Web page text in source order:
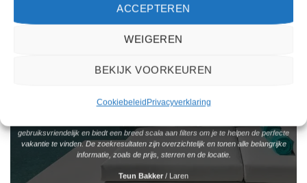
ACCEPTEREN
WEIGEREN
BEKIJK VOORKEUREN
CookiebeleidPrivacyverklaring
gebruiksvriendelijk en biedt een breed scala aan filters om je te helpen de perfecte
vakantie te vinden. De zoekresultaten zijn overzichtelijk en tonen alle belangrijke
informatie, zoals de prijs, sterren en de locatie.
Teun Bakker / Laren